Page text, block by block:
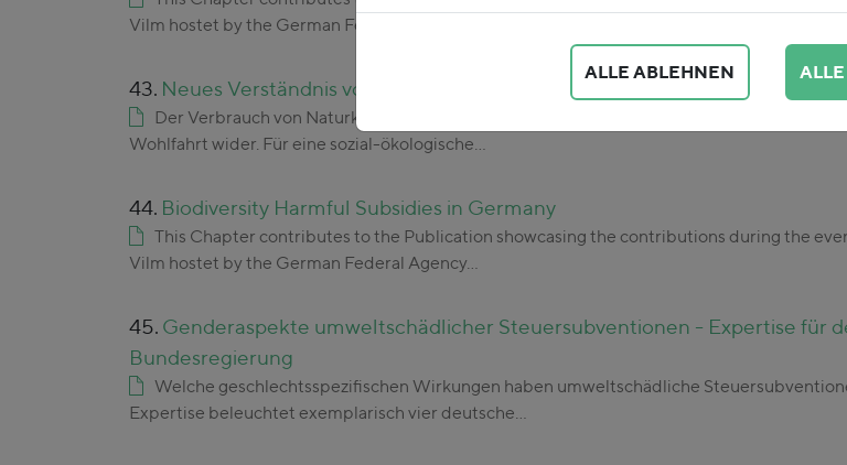
Vilm hostet by the German Federal Agency…
43. Neues Verständnis von Wohlfahrt - Ansätze zur Verknüpfung der
Der Verbrauch von Naturkapital in Wirtschaft und Gesellschaft spiegelt sich in
Wohlfahrt wider. Für eine sozial-ökologische…
44. Biodiversity Harmful Subsidies in Germany
This Chapter contributes to the Publication showcasing the contributions during the
Vilm hostet by the German Federal Agency…
45. Genderaspekte umweltschädlicher Steuersubventionen - Expertise für
Bundesregierung
Welche geschlechtsspezifischen Wirkungen haben umweltschädliche
Expertise beleuchtet exemplarisch vier deutsche…
ALLE ABLEHNEN